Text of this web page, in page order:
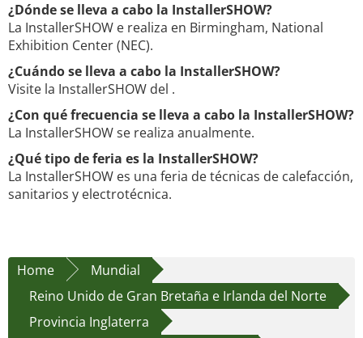
¿Dónde se lleva a cabo la InstallerSHOW?
La InstallerSHOW e realiza en Birmingham, National
Exhibition Center (NEC).
¿Cuándo se lleva a cabo la InstallerSHOW?
Visite la InstallerSHOW del .
¿Con qué frecuencia se lleva a cabo la InstallerSHOW?
La InstallerSHOW se realiza anualmente.
¿Qué tipo de feria es la InstallerSHOW?
La InstallerSHOW es una feria de técnicas de calefacción,
sanitarios y electrotécnica.
Home
Mundial
Reino Unido de Gran Bretaña e Irlanda del Norte
Provincia Inglaterra